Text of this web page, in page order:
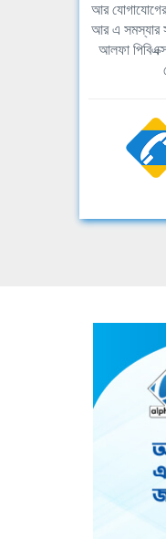
আর
আর এ সমস্যার
আলফা